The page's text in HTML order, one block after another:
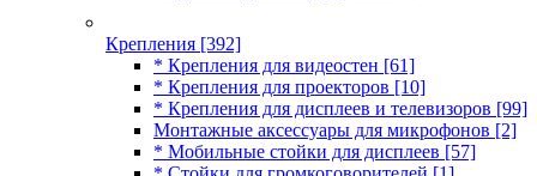
Крепления [392]
* Крепления для видеостен [61]
* Крепления для проекторов [10]
* Крепления для дисплеев и телевизоров [99]
Монтажные аксессуары для микрофонов [2]
* Мобильные стойки для дисплеев [57]